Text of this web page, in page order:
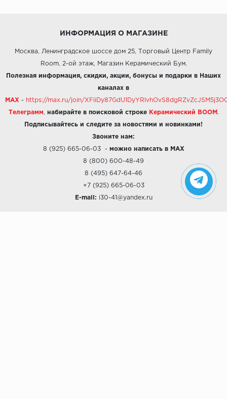
ИНФОРМАЦИЯ О МАГАЗИНЕ
Москва, Ленинградское шоссе дом 25, Торговый Центр Family
Room, 2-ой этаж, Магазин Керамический Бум.
Полезная информация, скидки, акции, бонусы и подарки в Наших
каналах в
MAX - https://max.ru/join/
Телеграмм набирайте в поисковой строке Керамический BOOM .
Подписывайтесь и следите за новостями и новинками!
Звоните нам:
8 (925) 665-06-03- можно написать в MAX
8 (800) 600-48-49
8 (495) 647-64-46
+7 (925) 665-06-03
E-mail: i30-41@yandex.ru